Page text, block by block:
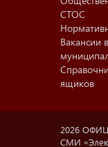
СТОС
Вакансии в
ящиков
2026
СМИ